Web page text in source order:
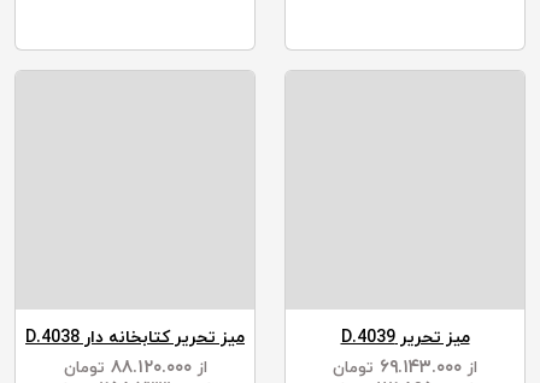
میز تحریر D.4039
از
تومان
میز تحریر کتابخانه دار D.4038
از ۸۸.۱۲۰.۰۰۰
تومان